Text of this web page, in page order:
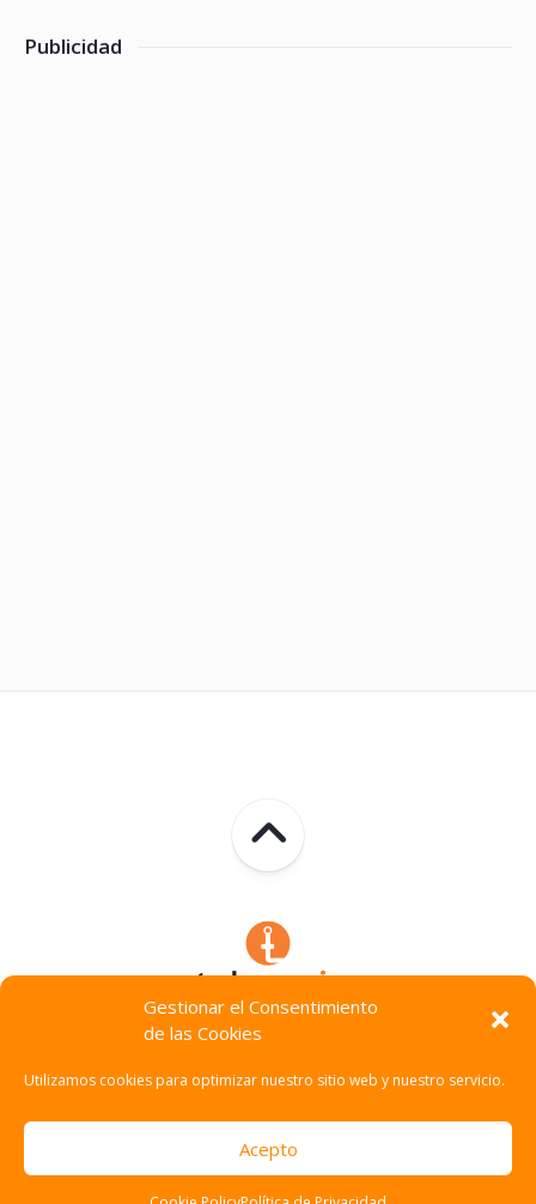
Gestionar el Consentimiento
de las Cookies
Utilizamos cookies para optimizar nuestro sitio web y nuestro servicio.
Acepto
Publicidad
Technocracia © 2026. Todos Los Derechos Reservados.